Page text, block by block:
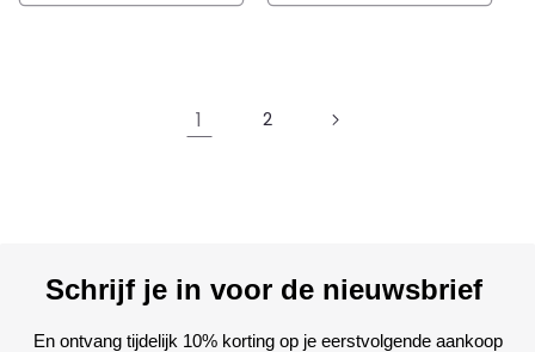
1 2
Schrijf je in voor de nieuwsbrief
En ontvang tijdelijk 10% korting op je eerstvolgende aankoop